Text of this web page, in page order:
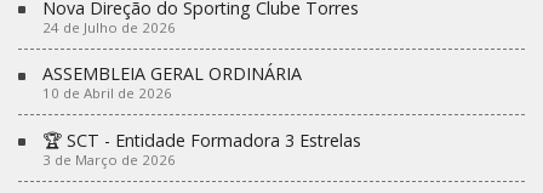
Nova Direção do Sporting Clube Torres
24 de Julho de 2026
ASSEMBLEIA GERAL ORDINÁRIA
10 de Abril de 2026
🏆 SCT - Entidade Formadora 3 Estrelas
3 de Março de 2026